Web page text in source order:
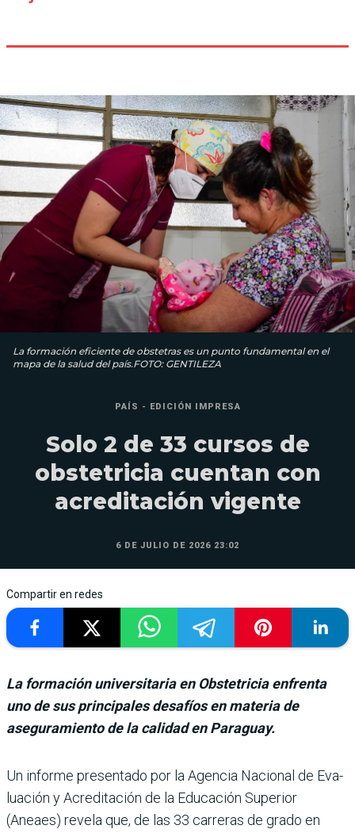
La formación eficiente de obstetras es un punto fundamental en el
mapa de la salud del país.FOTO: GENTILEZA
PAÍS - EDICIÓN IMPRESA
Solo 2 de 33 cursos de
obstetricia cuentan con
acreditación vigente
6 DE JULIO DE 2026 23:02
Compartir en redes
La formación universitaria en Obstetricia enfrenta
uno de sus principales desafíos en materia de
aseguramiento de la calidad en Paraguay.
Un informe presen­tado por la Agencia Nacional de Eva­
luación y Acreditación de la Educación Superior
(Aneaes) revela que, de las 33 carre­ras de grado en